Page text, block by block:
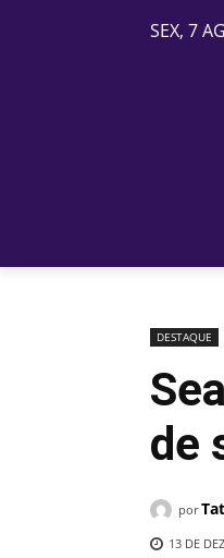
SEX, 7
DESTAQUE
de
por
13 DE